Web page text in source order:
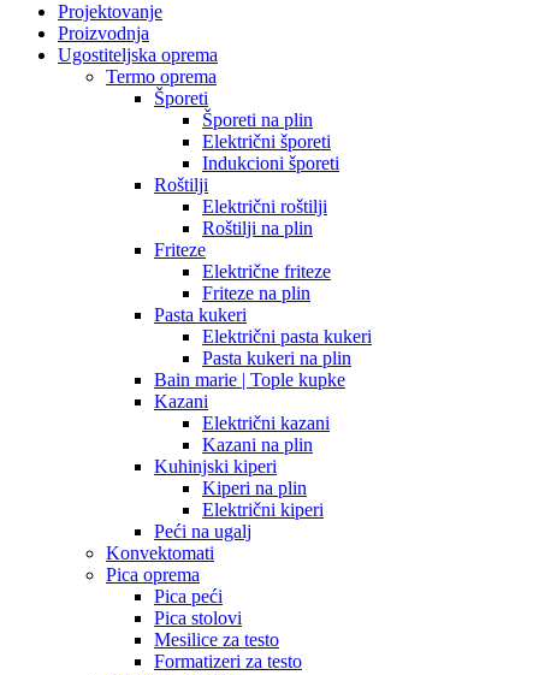
Projektovanje
Proizvodnja
Ugostiteljska oprema
Termo oprema
Šporeti
Šporeti na plin
Električni šporeti
Indukcioni šporeti
Roštilji
Električni roštilji
Roštilji na plin
Friteze
Električne friteze
Friteze na plin
Pasta kukeri
Električni pasta kukeri
Pasta kukeri na plin
Bain marie | Tople kupke
Kazani
Električni kazani
Kazani na plin
Kuhinjski kiperi
Kiperi na plin
Električni kiperi
Peći na ugalj
Konvektomati
Pica oprema
Pica peći
Pica stolovi
Mesilice za testo
Formatizeri za testo